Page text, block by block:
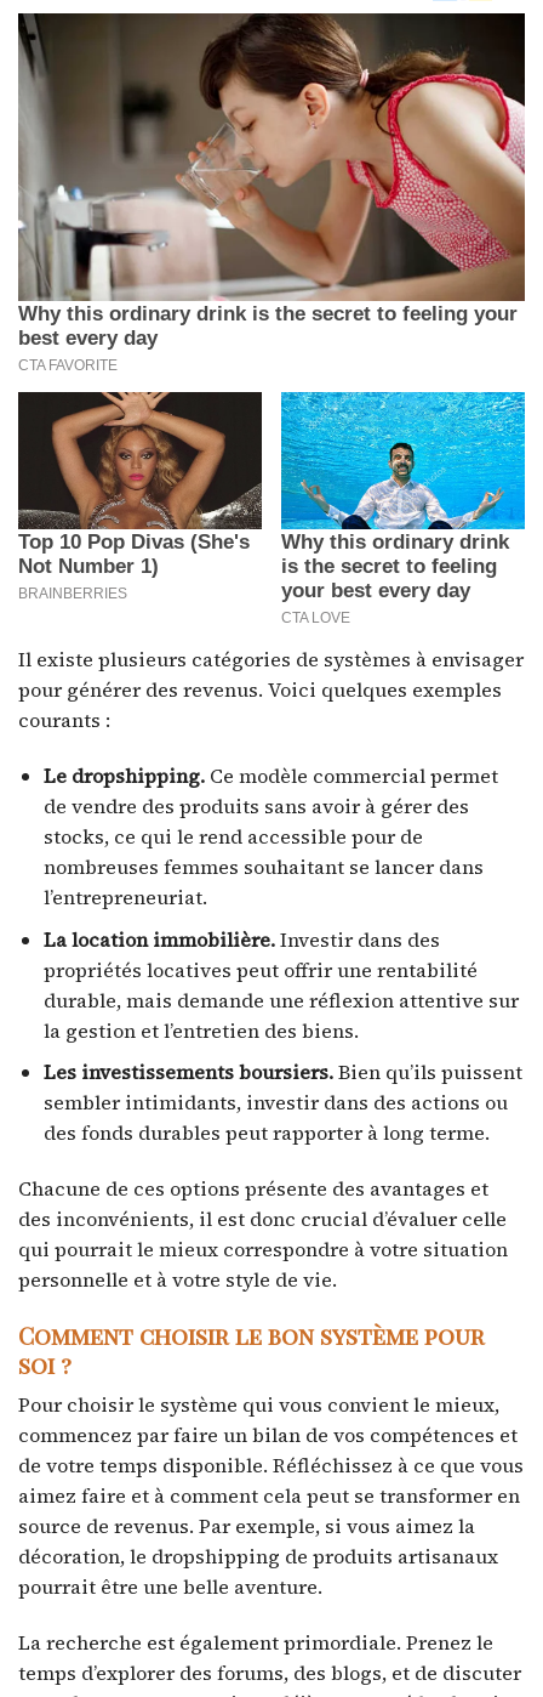
Il existe plusieurs catégories de systèmes à envisager
pour générer des revenus. Voici quelques exemples
courants :
Le dropshipping.Ce modèle commercial permet
de vendre des produits sans avoir à gérer des
stocks, ce qui le rend accessible pour de
nombreuses femmes souhaitant se lancer dans
l’entrepreneuriat.
La location immobilière.Investir dans des
propriétés locatives peut offrir une rentabilité
durable, mais demande une réflexion attentive sur
la gestion et l’entretien des biens.
Les investissements boursiers.Bien qu’ils puissent
sembler intimidants, investir dans des actions ou
des fonds durables peut rapporter à long terme.
Chacune de ces options présente des avantages et
des inconvénients, il est donc crucial d’évaluer celle
qui pourrait le mieux correspondre à votre situation
personnelle et à votre style de vie.
Comment choisir le bon système pour
soi ?
Pour choisir le système qui vous convient le mieux,
commencez par faire un bilan de vos compétences et
de votre temps disponible. Réfléchissez à ce que vous
aimez faire et à comment cela peut se transformer en
source de revenus. Par exemple, si vous aimez la
décoration, le dropshipping de produits artisanaux
pourrait être une belle aventure.
La recherche est également primordiale. Prenez le
temps d’explorer des forums, des blogs, et de discuter